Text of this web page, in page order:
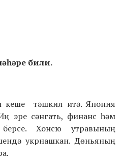
били.
кеше тәшкил итә. Япония
эре сәнгать, финанс һәм
берсе. Хонсю утравының
укрнашкан. Дөньяның